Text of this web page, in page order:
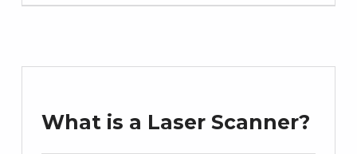
What is a Laser Scanner?